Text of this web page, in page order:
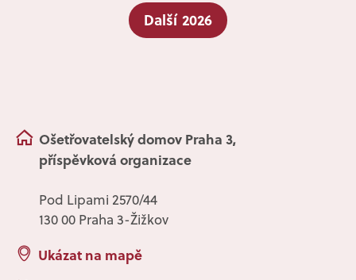
Další 2026
Ošetřovatelský domov Praha 3,
příspěvková organizace
Pod Lipami 2570/44
130 00 Praha 3-Žižkov
Ukázat na mapě